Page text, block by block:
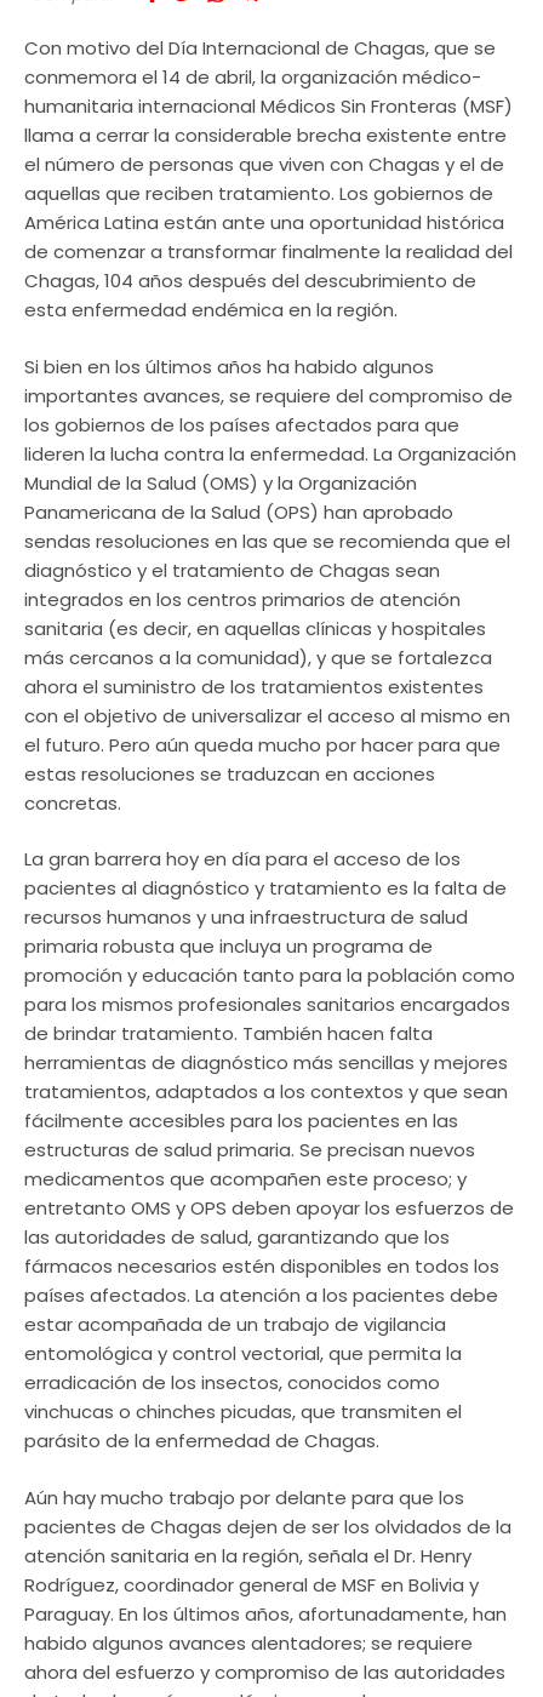
Con motivo del Día Internacional de Chagas, que se
conmemora el 14 de abril, la organización médico-
humanitaria internacional Médicos Sin Fronteras (MSF)
llama a cerrar la considerable brecha existente entre
el número de personas que viven con Chagas y el de
aquellas que reciben tratamiento. Los gobiernos de
América Latina están ante una oportunidad histórica
de comenzar a transformar finalmente la realidad del
Chagas, 104 años después del descubrimiento de
esta enfermedad endémica en la región.
Si bien en los últimos años ha habido algunos
importantes avances, se requiere del compromiso de
los gobiernos de los países afectados para que
lideren la lucha contra la enfermedad. La Organización
Mundial de la Salud (OMS) y la Organización
Panamericana de la Salud (OPS) han aprobado
sendas resoluciones en las que se recomienda que el
diagnóstico y el tratamiento de Chagas sean
integrados en los centros primarios de atención
sanitaria (es decir, en aquellas clínicas y hospitales
más cercanos a la comunidad), y que se fortalezca
ahora el suministro de los tratamientos existentes
con el objetivo de universalizar el acceso al mismo en
el futuro. Pero aún queda mucho por hacer para que
estas resoluciones se traduzcan en acciones
concretas.
La gran barrera hoy en día para el acceso de los
pacientes al diagnóstico y tratamiento es la falta de
recursos humanos y una infraestructura de salud
primaria robusta que incluya un programa de
promoción y educación tanto para la población como
para los mismos profesionales sanitarios encargados
de brindar tratamiento. También hacen falta
herramientas de diagnóstico más sencillas y mejores
tratamientos, adaptados a los contextos y que sean
fácilmente accesibles para los pacientes en las
estructuras de salud primaria. Se precisan nuevos
medicamentos que acompañen este proceso; y
entretanto OMS y OPS deben apoyar los esfuerzos de
las autoridades de salud, garantizando que los
fármacos necesarios estén disponibles en todos los
países afectados. La atención a los pacientes debe
estar acompañada de un trabajo de vigilancia
entomológica y control vectorial, que permita la
erradicación de los insectos, conocidos como
vinchucas o chinches picudas, que transmiten el
parásito de la enfermedad de Chagas.
Aún hay mucho trabajo por delante para que los
pacientes de Chagas dejen de ser los olvidados de la
atención sanitaria en la región, señala el Dr. Henry
Rodríguez, coordinador general de MSF en Bolivia y
Paraguay. En los últimos años, afortunadamente, han
habido algunos avances alentadores; se requiere
ahora del esfuerzo y compromiso de las autoridades